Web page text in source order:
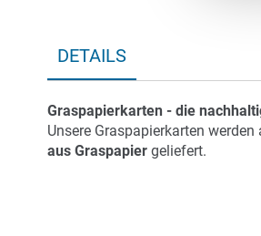
DETAILS
Graspapierkarten - die
Unsere Graspapierkarten
aus Graspapier geliefert.